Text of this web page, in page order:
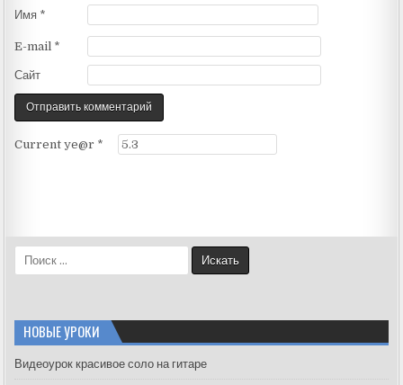
Имя *
E-mail *
Сайт
Current ye@r *
e
h
f
НОВЫЕ УРОКИ
Видеоурок красивое соло на гитаре